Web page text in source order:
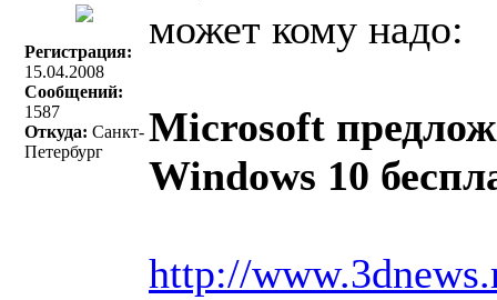
Регистрация:
15.04.2008
Сообщений:
1587
Откуда: Санкт-
Петербург
может кому надо:
Microsoft
Windows 10
http://